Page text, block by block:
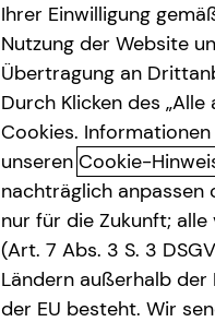
Ihrer Einwilligung
Nutzung der Website
Übertragung an
Durch Klicken des
Cookies.
unseren Cookie-
nachträglich anpassen
nur für die Zukunft;
(Art. 7 Abs. 3 S. 3
Ländern außerhalb der
der EU besteht. Wir